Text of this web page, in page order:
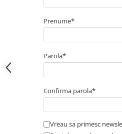
Kit distributie
Kit lant distributie
Transmisie
Kit transmisie
Curea transmisie
Prenume*
Parola*
Confirma parola*
Vreau sa primesc